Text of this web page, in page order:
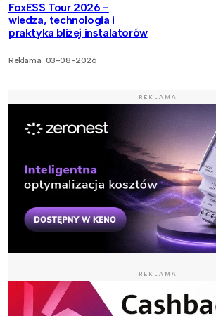
FoxESS Tour 2026 -
wiedza, technologia i
praktyka bliżej instalatorów
Reklama 03-08-2026
REKLAMA
REKLAMA